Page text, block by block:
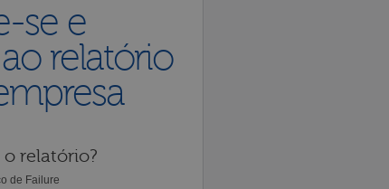
se e
relatório
relatório?
de Failure